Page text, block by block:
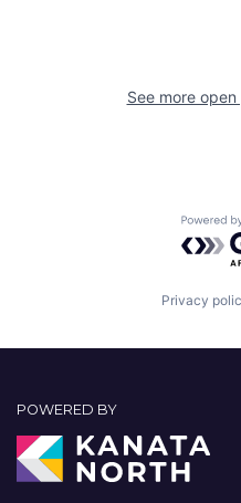
See more
Privacy
POWERED BY